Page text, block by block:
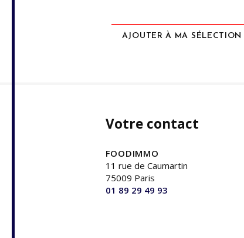
AJOUTER À MA SÉLECTION
Votre contact
FOODIMMO
11 rue de Caumartin
75009 Paris
01 89 29 49 93